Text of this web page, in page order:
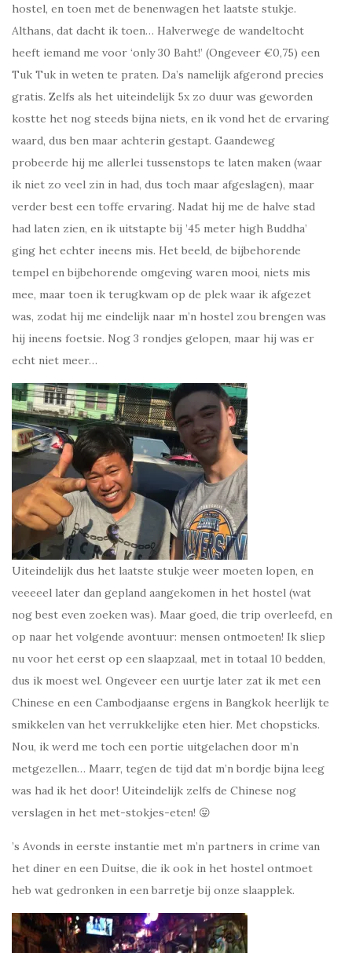
hostel, en toen met de benenwagen het laatste stukje.
Althans, dat dacht ik toen… Halverwege de wandeltocht
heeft iemand me voor ‘only 30 Baht!’ (Ongeveer €0,75) een
Tuk Tuk in weten te praten. Da’s namelijk afgerond precies
gratis. Zelfs als het uiteindelijk 5x zo duur was geworden
kostte het nog steeds bijna niets, en ik vond het de ervaring
waard, dus ben maar achterin gestapt. Gaandeweg
probeerde hij me allerlei tussenstops te laten maken (waar
ik niet zo veel zin in had, dus toch maar afgeslagen), maar
verder best een toffe ervaring. Nadat hij me de halve stad
had laten zien, en ik uitstapte bij ’45 meter high Buddha’
ging het echter ineens mis. Het beeld, de bijbehorende
tempel en bijbehorende omgeving waren mooi, niets mis
mee, maar toen ik terugkwam op de plek waar ik afgezet
was, zodat hij me eindelijk naar m’n hostel zou brengen was
hij ineens foetsie. Nog 3 rondjes gelopen, maar hij was er
echt niet meer…
Uiteindelijk dus het laatste stukje weer moeten lopen, en
veeeeel later dan gepland aangekomen in het hostel (wat
nog best even zoeken was). Maar goed, die trip overleefd, en
op naar het volgende avontuur: mensen ontmoeten! Ik sliep
nu voor het eerst op een slaapzaal, met in totaal 10 bedden,
dus ik moest wel. Ongeveer een uurtje later zat ik met een
Chinese en een Cambodjaanse ergens in Bangkok heerlijk te
smikkelen van het verrukkelijke eten hier. Met chopsticks.
Nou, ik werd me toch een portie uitgelachen door m’n
metgezellen… Maarr, tegen de tijd dat m’n bordje bijna leeg
was had ik het door! Uiteindelijk zelfs de Chinese nog
verslagen in het met-stokjes-eten! 😛
’s Avonds in eerste instantie met m’n partners in crime van
het diner en een Duitse, die ik ook in het hostel ontmoet
heb wat gedronken in een barretje bij onze slaapplek.